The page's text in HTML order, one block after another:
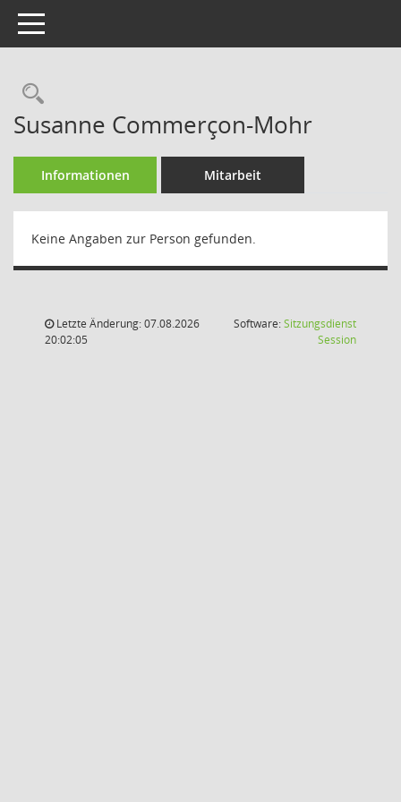
Toggle navigation
Rechercheauswahl
Susanne Commerçon-Mohr
Informationen Mitarbeit
Keine Angaben zur Person gefunden.
Letzte Änderung: 07.08.2026
20:02:05
Software:Sitzungsdienst
Session(Wird in